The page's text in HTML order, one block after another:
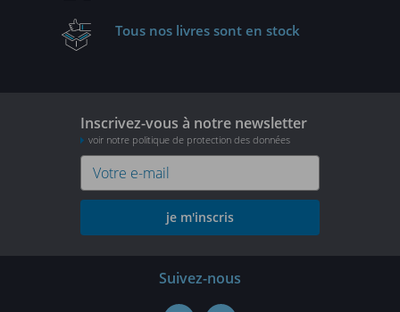
Tous nos livres sont en stock
Inscrivez-vous à notre newsletter
voir notre politique de protection des données
je m'inscris
Suivez-nous